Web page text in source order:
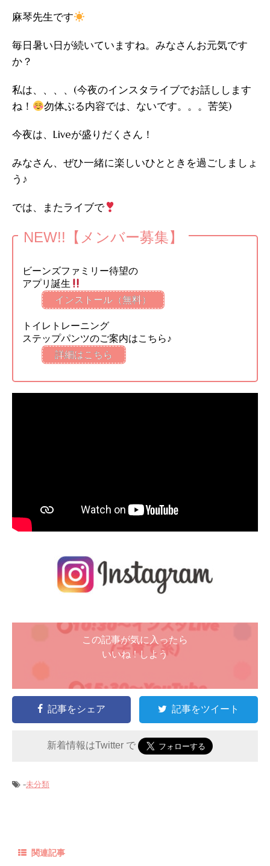
麻琴先生です
毎日暑い日が続いていますね。みなさんお元気です
か？
私は、、、、(今夜のインスタライブでお話しします
ね！
勿体ぶる内容では、ないです。。。苦笑)
今夜は、Liveが盛りだくさん！
みなさん、ぜひ一緒に楽しいひとときを過ごしましょ
う♪
では、またライブで
NEW!!【メンバー募集】
ビーンズファミリー待望の
アプリ誕生
インストール（無料）
トイレトレーニング
ステップパンツのご案内はこちら♪
詳細はこちら
この記事が気に入ったら
いいね ! しよう
記事をシェア 記事をツイート
新着情報はTwitter で
-未分類
関連記事